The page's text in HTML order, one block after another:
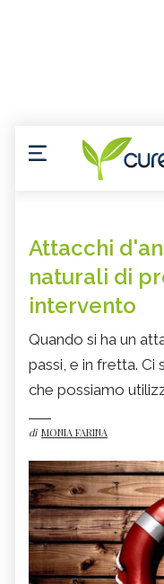
Attacchi
naturali di
intervento
Quando si ha un
passi, e in fretta. Ci
che possiamo
di MONIA FARINA